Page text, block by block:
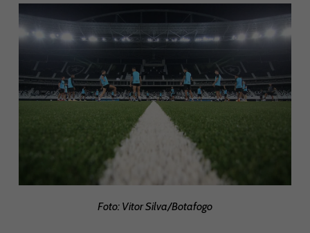
Foto: Vitor Silva/Botafogo